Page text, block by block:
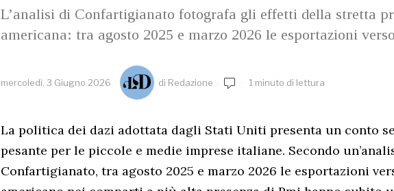
L’analisi di Confartigianato fotografa gli effetti della stretta
americana: tra agosto 2025 e marzo 2026 le esportazioni
mercoledì, 3 Giugno 2026 di Redazione 1 minuto di lettura
La politica dei dazi adottata dagli Stati Uniti presenta un conto
pesante per le piccole e medie imprese italiane. Secondo
Confartigianato, tra agosto 2025 e marzo 2026 le esportazioni